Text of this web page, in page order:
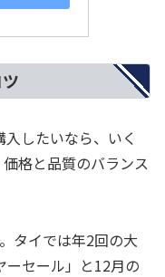
したいなら、いく
格と品質のバランス
タイでは年2回の大
セール」と12月の